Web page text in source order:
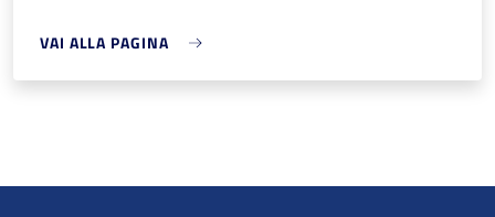
VAI ALLA PAGINA